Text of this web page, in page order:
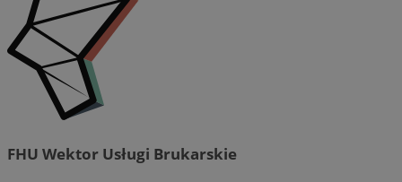
FHU Wektor Usługi Brukarskie